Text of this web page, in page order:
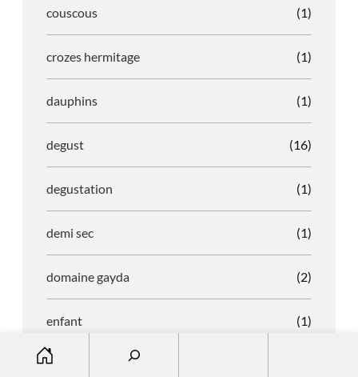
couscous (1)
crozes hermitage (1)
dauphins (1)
degust (16)
degustation (1)
demi sec (1)
domaine gayda (2)
enfant (1)
entreprise